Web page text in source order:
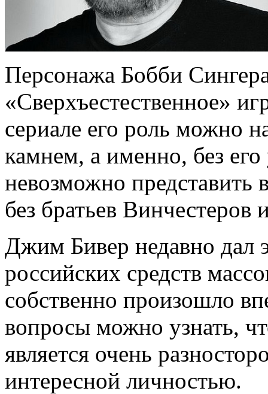
Персонажа Бобби
«Сверхъестественное»
сериале его роль можно
камнем, а именно, без
невозможно представить
без братьев Винчестеров
Джим Бивер недавно дал
российских средств
собственно произошло
вопросы можно узнать,
является очень
интересной личностью.